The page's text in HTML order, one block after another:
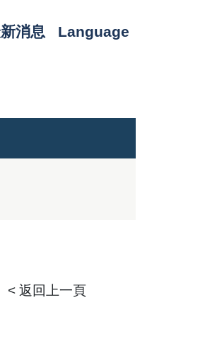
消息 Language
< 返回上一頁